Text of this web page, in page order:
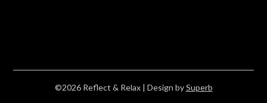
©2026 Reflect & Relax | Design bySuperb